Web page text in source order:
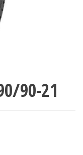
90-21